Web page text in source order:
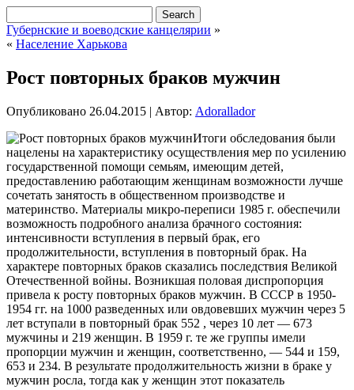
Губернские и воеводские канцелярии »
« Население Харькова
Рост повторных браков мужчин
Опубликовано 26.04.2015 | Автор: Adorallador
Итоги обследования были
нацелены на характеристику осуществления мер по усилению
государственной помощи семьям, имеющим детей,
предоставлению работающим женщинам возможности лучше
сочетать занятость в общественном производстве и
материнство. Материалы микро-переписи 1985 г. обеспечили
возможность подробного анализа брачного состояния:
интенсивности вступления в первый брак, его
продолжительности, вступления в повторный брак. На
характере повторных браков сказались последствия Великой
Отечественной войны. Возникшая половая диспропорция
привела к росту повторных браков мужчин. В СССР в 1950-
1954 гг. на 1000 разведенных или овдовевших мужчин через 5
лет вступали в повторный брак 552 , через 10 лет — 673
мужчины и 219 женщин. В 1959 г. те же группы имели
пропорции мужчин и женщин, соответственно, — 544 и 159,
653 и 234. В результате продолжительность жизни в браке у
мужчин росла, тогда как у женщин этот показатель